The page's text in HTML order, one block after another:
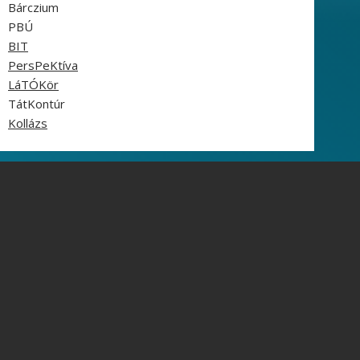
Bárczium
PBÚ
BIT
PersPeKtíva
LáTÓKör
TátKontúr
Kollázs